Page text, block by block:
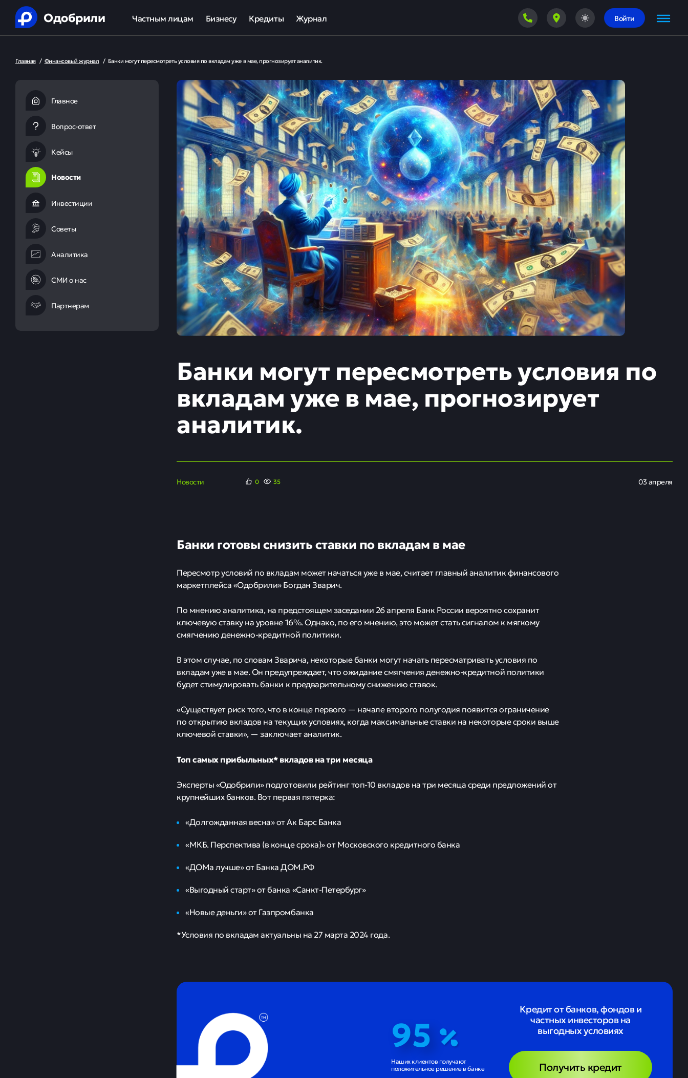
Одобрили Частным лицам
Рефинансирование кредитов
Ипотека
Юридическая защита от коллекторов и кредиторов
Анализ кредитной истории
Бизнесу
Оборотный кредит
Льготные программы кредитования для бизнеса
Кредиты
Рефинансирование кредитов
Кредит на карту
Кредиты под залог авто
Кредиты под залог недвижимости
Кредиты с плохой КИ
Кредиты без справок
Журнал Войти
Главная / Финансовый журнал / Банки могут пересмотреть условия по вкладам уже в мае, прогнозирует аналитик.
Главное
Вопрос-ответ
Кейсы
Новости
Инвестиции
Советы
Аналитика
СМИ о нас
Партнерам
Банки могут пересмотреть условия по
вкладам уже в мае, прогнозирует
аналитик.
Новости 0 35 03 апреля
Банки готовы снизить ставки по вкладам в мае
Пересмотр условий по вкладам может начаться уже в мае, считает главный аналитик финансового
маркетплейса «Одобрили» Богдан Зварич.
По мнению аналитика, на предстоящем заседании 26 апреля Банк России вероятно сохранит
ключевую ставку на уровне 16%. Однако, по его мнению, это может стать сигналом к мягкому
смягчению денежно-кредитной политики.
В этом случае, по словам Зварича, некоторые банки могут начать пересматривать условия по
вкладам уже в мае. Он предупреждает, что ожидание смягчения денежно-кредитной политики
будет стимулировать банки к предварительному снижению ставок.
«Существует риск того, что в конце первого — начале второго полугодия появится ограничение
по открытию вкладов на текущих условиях, когда максимальные ставки на некоторые сроки выше
ключевой ставки», — заключает аналитик.
Топ самых прибыльных* вкладов на три месяца
Эксперты «Одобрили» подготовили рейтинг топ-10 вкладов на три месяца среди предложений от
крупнейших банков. Вот первая пятерка:
«Долгожданная весна» от Ак Барс Банка
«МКБ. Перспектива (в конце срока)» от Московского кредитного банка
«ДОМа лучше» от Банка ДОМ.РФ
«Выгодный старт» от банка «Санкт-Петербург»
«Новые деньги» от Газпромбанка
*Условия по вкладам актуальны на 27 марта 2024 года.
95
Наших клиентов получают
положительное решение в банке
Кредит от банков, фондов и
частных инвесторов на
выгодных условиях
Получить кредит